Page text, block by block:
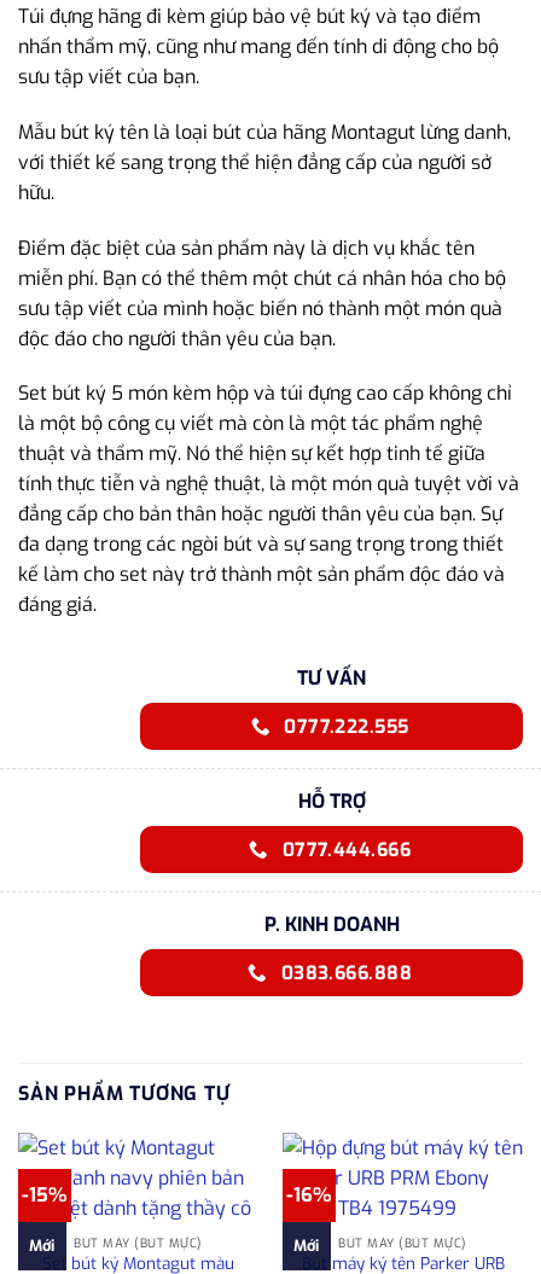
Túi đựng hãng đi kèm giúp bảo vệ bút ký và tạo điểm
nhấn thẩm mỹ, cũng như mang đến tính di động cho bộ
sưu tập viết của bạn.
Mẫu bút ký tên là loại bút của hãng Montagut lừng danh,
với thiết kế sang trọng thể hiện đẳng cấp của người sở
hữu.
Điểm đặc biệt của sản phẩm này là dịch vụ khắc tên
miễn phí. Bạn có thể thêm một chút cá nhân hóa cho bộ
sưu tập viết của mình hoặc biến nó thành một món quà
độc đáo cho người thân yêu của bạn.
Set bút ký 5 món kèm hộp và túi đựng cao cấp không chỉ
là một bộ công cụ viết mà còn là một tác phẩm nghệ
thuật và thẩm mỹ. Nó thể hiện sự kết hợp tinh tế giữa
tính thực tiễn và nghệ thuật, là một món quà tuyệt vời và
đẳng cấp cho bản thân hoặc người thân yêu của bạn. Sự
đa dạng trong các ngòi bút và sự sang trọng trong thiết
kế làm cho set này trở thành một sản phẩm độc đáo và
đáng giá.
TƯ VẤN
0777.222.555
HỖ TRỢ
0777.444.666
P. KINH DOANH
0383.666.888
SẢN PHẨM TƯƠNG TỰ
-15%
Mới BÚT MÁY (BÚT MỰC)
Set bút ký Montagut màu
-16%
Mới BÚT MÁY (BÚT MỰC)
Bút máy ký tên Parker URB